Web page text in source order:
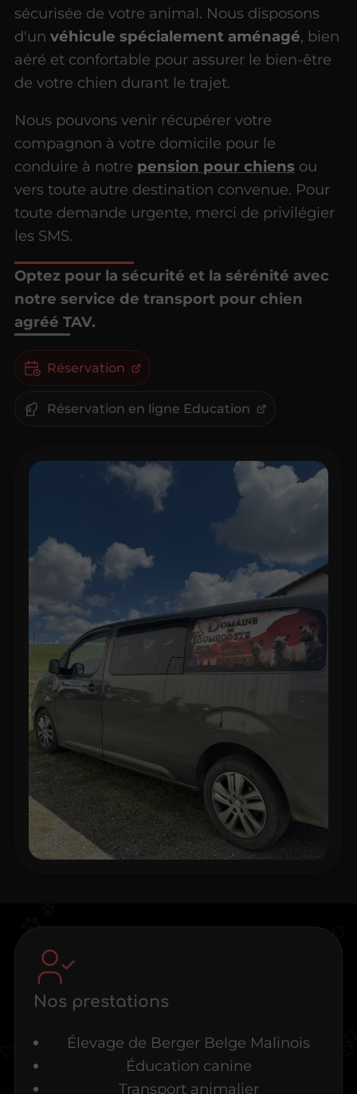
sécurisée de votre animal. Nous disposons
d'unvéhicule spécialement aménagé, bien
aéré et confortable pour assurer le bien-être
de votre chien durant le trajet.
Nous pouvons venir récupérer votre
compagnon à votre domicile pour le
conduire à notre pension pour chiens ou
vers toute autre destination convenue. Pour
toute demande urgente, merci de privilégier
les SMS.
Optez pour la sécurité et la sérénité avec
notre service de transport pour chien
agréé TAV.
Réservation
Réservation en ligne Education
Nos prestations
Élevage de Berger Belge Malinois
Éducation canine
Transport animalier